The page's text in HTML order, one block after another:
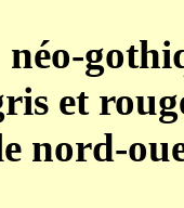
et
nord-